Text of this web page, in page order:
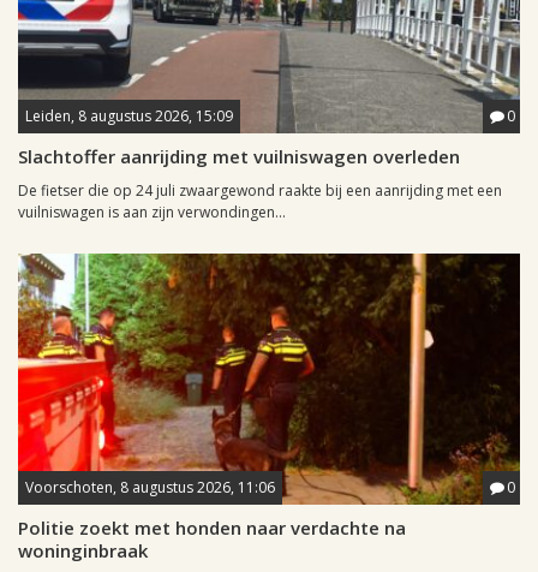
Leiden, 8 augustus 2026, 15:09 0
Slachtoffer aanrijding met vuilniswagen overleden
De fietser die op 24 juli zwaargewond raakte bij een aanrijding met een
vuilniswagen is aan zijn verwondingen...
Voorschoten, 8 augustus 2026, 11:06 0
Politie zoekt met honden naar verdachte na
woninginbraak